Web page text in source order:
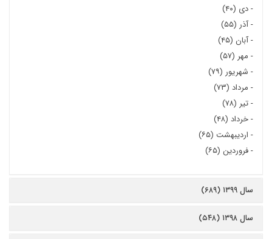
-دی (۴۰)
-آذر (۵۵)
-آبان (۴۵)
- مهر (۵۷)
- شهریور (۷۹)
- مرداد (۷۳)
-تیر (۷۸)
-خرداد (۴۸)
- اردیبهشت (۶۵)
-فروردین (۶۵)
سال ۱۳۹۹ (۶۸۹)
سال ۱۳۹۸ (۵۴۸)